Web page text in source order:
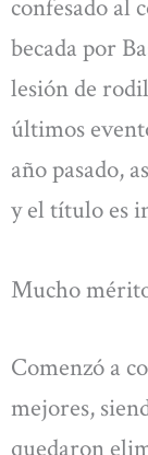
confesado al
becada por
lesión de
últimos
año pasado,
y el título es
Mucho
Comenzó a
mejores,